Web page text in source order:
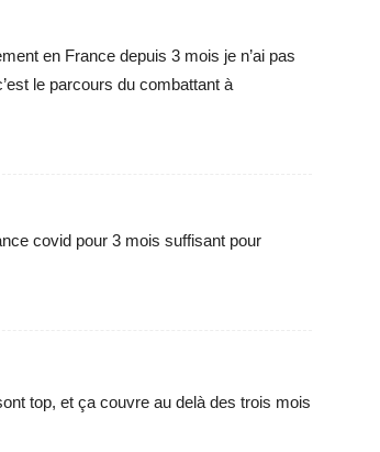
en France depuis 3 mois je n’ai pas
le parcours du combattant à
covid pour 3 mois suffisant pour
top, et ça couvre au delà des trois mois